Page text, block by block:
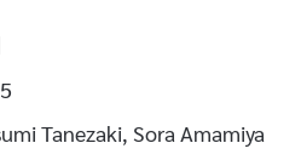
Tanezaki, Sora Amamiya